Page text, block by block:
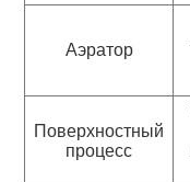
Аэратор
Поверхностный
процесс